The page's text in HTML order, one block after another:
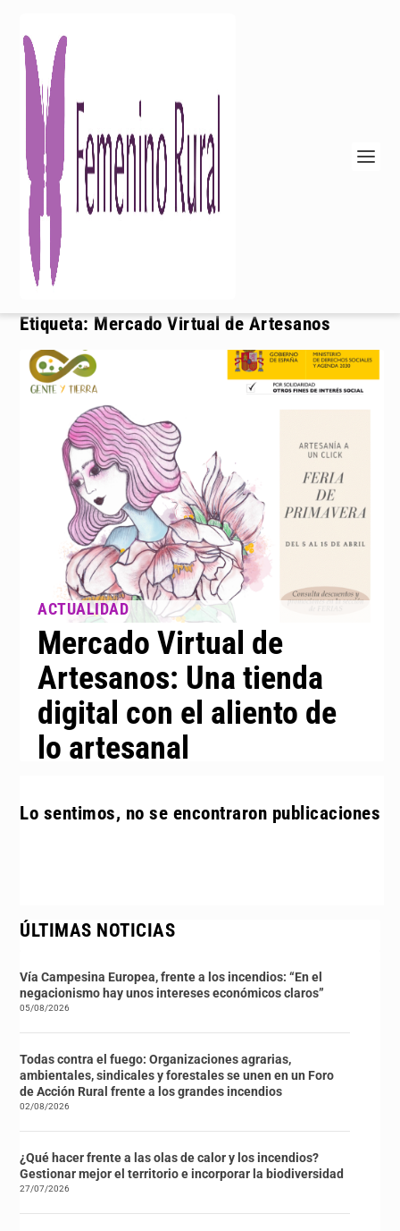
Etiqueta: Mercado Virtual de Artesanos
Mercado Virtual de
Artesanos: Una tienda
digital con el aliento de
lo artesanal
Lo sentimos, no se encontraron publicaciones
ÚLTIMAS NOTICIAS
Vía Campesina Europea, frente a los incendios: “En el
negacionismo hay unos intereses económicos claros”
05/08/2026
Todas contra el fuego: Organizaciones agrarias,
ambientales, sindicales y forestales se unen en un Foro
de Acción Rural frente a los grandes incendios
02/08/2026
¿Qué hacer frente a las olas de calor y los incendios?
Gestionar mejor el territorio e incorporar la biodiversidad
27/07/2026